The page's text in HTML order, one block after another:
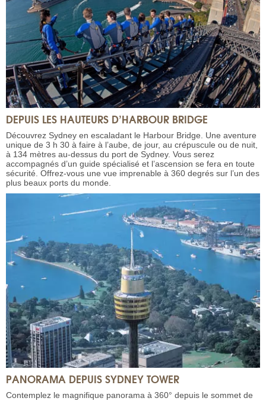
DEPUIS LES HAUTEURS D’HARBOUR BRIDGE
Découvrez Sydney en escaladant le Harbour Bridge. Une aventure
unique de 3 h 30 à faire à l’aube, de jour, au crépuscule ou de nuit,
à 134 mètres au-dessus du port de Sydney. Vous serez
accompagnés d’un guide spécialisé et l’ascension se fera en toute
sécurité. Offrez-vous une vue imprenable à 360 degrés sur l’un des
plus beaux ports du monde.
PANORAMA DEPUIS SYDNEY TOWER
Contemplez le magnifique panorama à 360° depuis le sommet de